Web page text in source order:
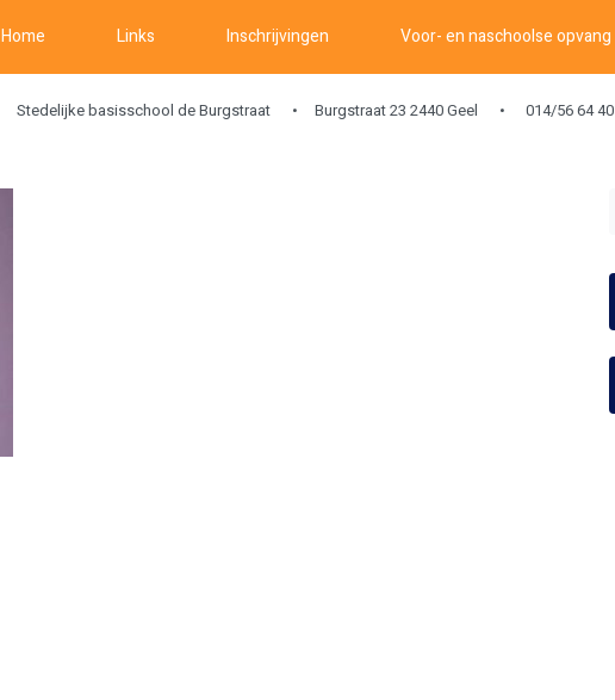
Home Links Inschrijvingen Voor- en naschoolse opvang
Stedelijke basisschool de Burgstraat Burgstraat 23 2440 Geel 014/56 64 40